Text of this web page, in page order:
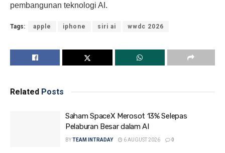
pembangunan teknologi AI.
Tags: apple iphone siri ai wwdc 2026
Related Posts
Saham SpaceX Merosot 13% Selepas
Pelaburan Besar dalam AI
BYTEAM INTRADAY 6 AUGUST 2026 0